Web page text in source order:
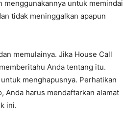
untuk memindai
tidak meninggalkan apapun
memulainya. Jika House Call
Anda tentang itu.
menghapusnya. Perhatikan
Anda harus mendaftarkan alamat
ini.